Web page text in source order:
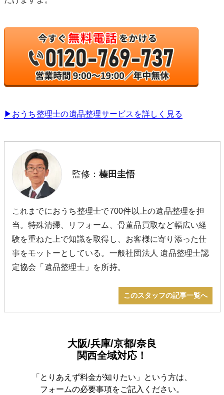
▶︎おうち整理士の遺品整理サービスを詳しく見る
監修： 榛田圭悟
これまでにおうち整理士で700件以上の遺品整理を担
当。特殊清掃、リフォーム、骨董品買取など幅広い経
験を重ねた上で知識を取得し、お客様に寄り添った仕
事をモットーとしている。一般社団法人 遺品整理士認
定協会「遺品整理士」を所持。
このスタッフの記事一覧へ
大阪/兵庫/京都/奈良
関西全域対応！
「とりあえず料金が知りたい」という方は、
フォームの必要事項をご記入ください。